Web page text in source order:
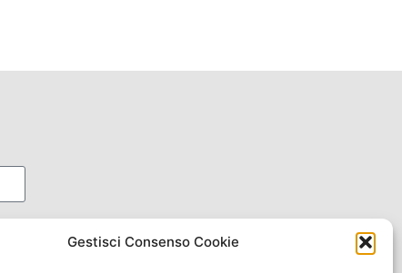
Gestisci Consenso Cookie